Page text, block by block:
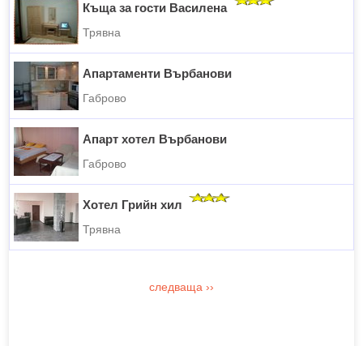
Къща за гости Василена
Трявна
Апартаменти Върбанови
Габрово
Апарт хотел Върбанови
Габрово
Хотел Грийн хил
Трявна
следваща ››